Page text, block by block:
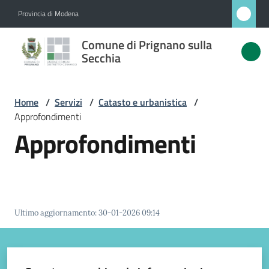
Provincia di Modena
Comune di Prignano sulla
Secchia
Comune
di
sulla
Secchia
Servizi
Menu selezionato
Vivere
Home / Servizi / Catasto e urbanistica /
Approfondimenti
Approfondimenti
Ultimo aggiornamento:30-01-2026 09:14